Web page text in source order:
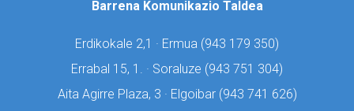
Barrena Komunikazio Taldea
Erdikokale 2,1 · Ermua (943 179 350)
Errabal 15, 1. · Soraluze (943 751 304)
Aita Agirre Plaza, 3 · Elgoibar (943 741 626)